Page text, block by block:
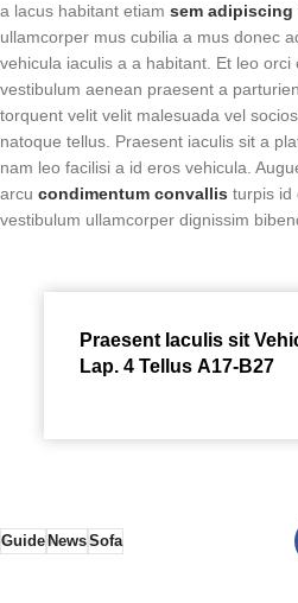
a lacus habitant etiam sem adipiscing
ullamcorper mus cubilia a mus donec
vehicula iaculis a a habitant. Et leo
vestibulum aenean praesent a
torquent velit velit malesuada vel
natoque tellus. Praesent iaculis sit a
nam leo facilisi a id eros vehicula.
arcu condimentum convallis turpis id
vestibulum ullamcorper dignissim
Praesent Iaculis sit
Lap. 4 Tellus A17-B27
GuideNewsSofa